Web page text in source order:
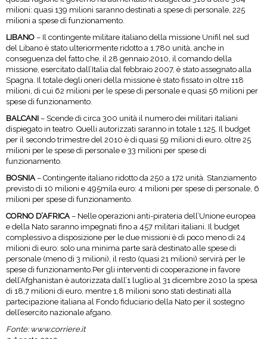
milioni: quasi 139 milioni saranno destinati a spese di personale, 225
milioni a spese di funzionamento.
LIBANO – Il contingente militare italiano della missione Unifil nel sud
del Libano è stato ulteriormente ridotto a 1.780 unità, anche in
conseguenza del fatto che, il 28 gennaio 2010, il comando della
missione, esercitato dall’Italia dal febbraio 2007, è stato assegnato alla
Spagna. Il totale degli oneri della missione è stato fissato in oltre 118
milioni, di cui 62 milioni per le spese di personale e quasi 56 milioni per
spese di funzionamento.
BALCANI – Scende di circa 300 unità il numero dei militari italiani
dispiegato in teatro. Quelli autorizzati saranno in totale 1.125. Il budget
per il secondo trimestre del 2010 è di quasi 59 milioni di euro, oltre 25
milioni per le spese di personale e 33 milioni per spese di
funzionamento.
BOSNIA – Contingente italiano ridotto da 250 a 172 unità. Stanziamento
previsto di 10 milioni e 495mila euro: 4 milioni per spese di personale, 6
milioni per spese di funzionamento.
CORNO D’AFRICA – Nelle operazioni anti-pirateria dell’Unione europea
e della Nato saranno impegnati fino a 457 militari italiani. Il budget
complessivo a disposizione per le due missioni è di poco meno di 24
milioni di euro: solo una minima parte sarà destinato alle spese di
personale (meno di 3 milioni), il resto (quasi 21 milioni) servirà per le
spese di funzionamento.Per gli interventi di cooperazione in favore
dell’Afghanistan è autorizzata dall’1 luglio al 31 dicembre 2010 la spesa
di 18,7 milioni di euro, mentre 1,8 milioni sono stati destinati alla
partecipazione italiana al Fondo fiduciario della Nato per il sostegno
dell’esercito nazionale afgano.
Fonte: www.corriere.it